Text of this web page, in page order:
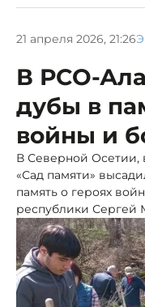
21 апреля 2026, 21:26
В РСО-
дубы в
войны и
В Северной Осетии,
«Сад памяти»
память о героях
республики Сергей